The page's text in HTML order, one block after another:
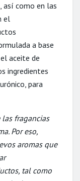
, así como en las
el
a base
aceite de
ingredientes
para
fragancias
Por eso,
aromas que
tal como